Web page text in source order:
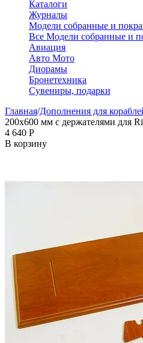
Каталоги
Журналы
Модели собранные и
Все Модели собранные и
Авиация
Авто Мото
Диорамы
Бронетехника
Сувениры, подарки
Главная/Дополнения для
200х600 мм с держателями для
4 640 Р
В корзину